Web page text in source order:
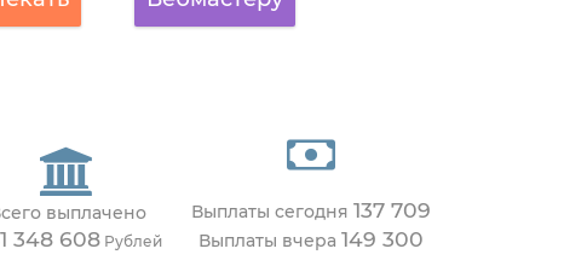
выплачено
348 608 Рублей
Выплаты сегодня 137 709
Выплаты вчера 149 300